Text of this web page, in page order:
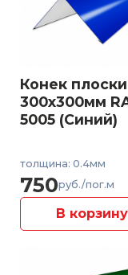
Конек
300x300мм
5005 (Синий)
толщина: 0.4мм
750руб./пог.м
В корзину